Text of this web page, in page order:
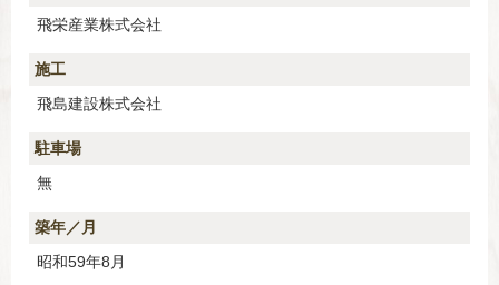
飛栄産業株式会社
施工
飛島建設株式会社
駐車場
無
築年／月
昭和59年8月